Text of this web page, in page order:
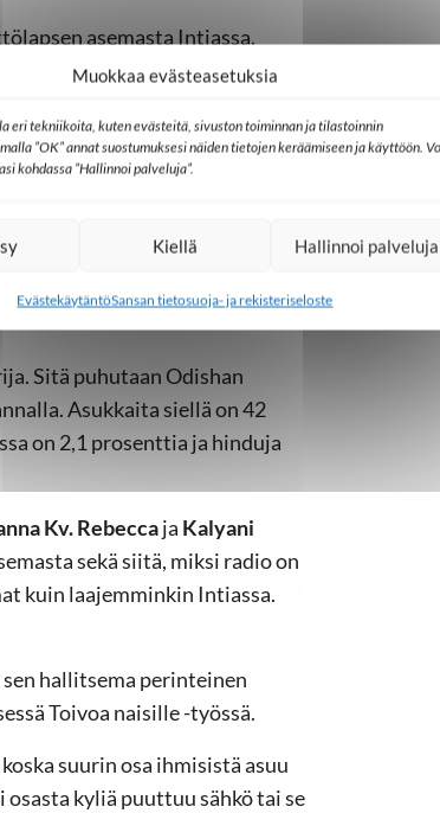
Muokkaa evästeasetuksia
eri tekniikoita, kuten evästeitä, sivuston toiminnan ja tilastoinnin
”OK” annat suostumuksesi näiden tietojen keräämiseen ja käyttöön.
kohdassa ”Hallinnoi palveluja”.
Kiellä Hallinnoi palveluja
EvästekäytäntöSansan tietosuoja- ja rekisteriseloste
asemasta Intiassa.
siitä, mistä kielialueesta on
kohtelu, lapsiavioliitot,
yleisesti, koulutuksen
Sitä puhutaan Odishan
Asukkaita siellä on 42
on 2,1 prosenttia ja hinduja
Kv. Rebeccaja Kalyani
sekä siitä, miksi radio on
kuin laajemminkin Intiassa.
hallitsema perinteinen
Toivoa naisille -työssä.
suurin osa ihmisistä asuu
osasta kyliä puuttuu sähkö tai se